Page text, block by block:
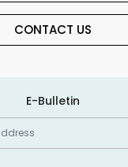
CONTACT US
E-Bulletin